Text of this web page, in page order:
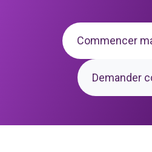
Commencer
Demander